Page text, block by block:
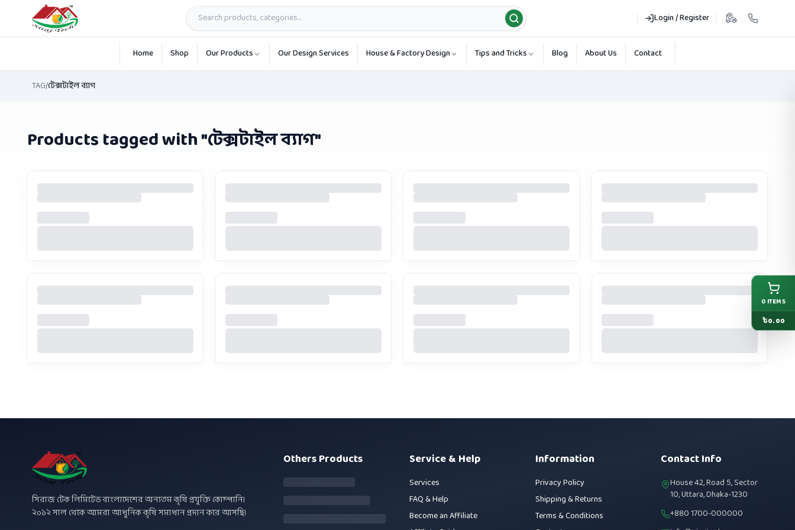
Login / Register
Skip to main content
Home Shop Our Products Our Design Services House & Factory Design Tips and Tricks Blog About Us Contact
TAG/টেক্সটাইল ব্যাগ
Products tagged with "টেক্সটাইল ব্যাগ"
সিরাজ টেক লিমিটেড বাংলাদেশের অন্যতম কৃষি প্রযুক্তি কোম্পানি।
২০১২ সাল থেকে আমরা আধুনিক কৃষি সমাধান প্রদান করে আসছি।
Others Products Service & Help
Services
FAQ & Help
Become an Affiliate
Information
Privacy Policy
Shipping & Returns
Terms & Conditions
Contact Info
House 42, Road 5, Sector
10, Uttara, Dhaka-1230
+880 1700-000000
0 ITEMS
৳0.00